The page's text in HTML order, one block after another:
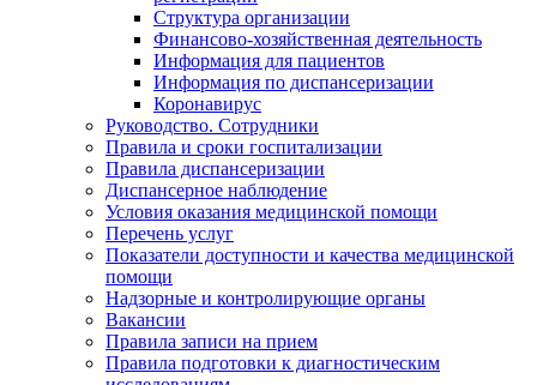
Структура организации
Финансово-хозяйственная деятельность
Информация для пациентов
Информация по диспансеризации
Коронавирус
Руководство. Сотрудники
Правила и сроки госпитализации
Правила диспансеризации
Диспансерное наблюдение
Условия оказания медицинской помощи
Перечень услуг
Показатели доступности и качества медицинской
помощи
Надзорные и контролирующие органы
Вакансии
Правила записи на прием
Правила подготовки к диагностическим